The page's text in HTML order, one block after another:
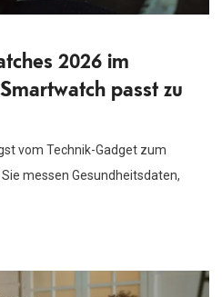
2026 im
passt zu
vom Technik-Gadget zum
messen Gesundheitsdaten,